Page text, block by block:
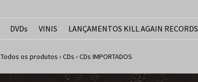
DVDs VINIS LANÇAMENTOS KILL AGAIN RECORDS
Todos os produtos › CDs › CDs IMPORTADOS